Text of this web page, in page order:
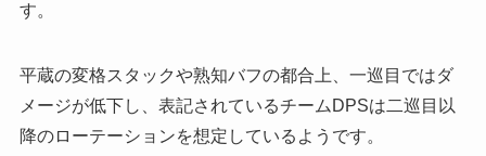
す。
平蔵の変格スタックや熟知バフの都合上、一巡目ではダ
メージが低下し、表記されているチームDPSは二巡目以
降のローテーションを想定しているようです。